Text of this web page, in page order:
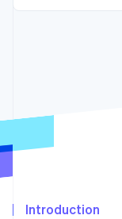
Découvrez les
Climate
Identity
Introduction